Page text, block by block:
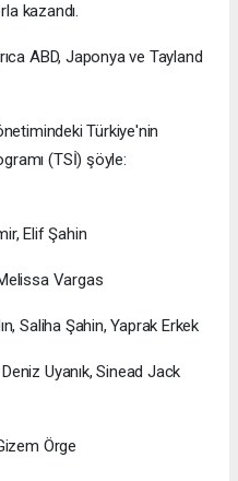
kazandı.
ABD, Japonya ve Tayland
Türkiye'nin
(TSİ) şöyle:
Elif Şahin
Vargas
Saliha Şahin, Yaprak Erkek
Uyanık, Sinead Jack
Örge